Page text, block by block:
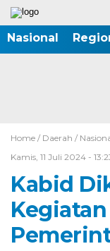
Nasional
Home / Daerah /
Kamis, 11 Juli 2024 -
Kabid